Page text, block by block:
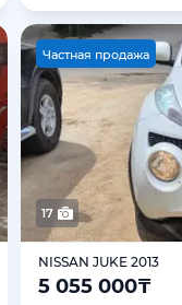
Частная продажа
17
NISSAN JUKE 2013
5 055 000₸